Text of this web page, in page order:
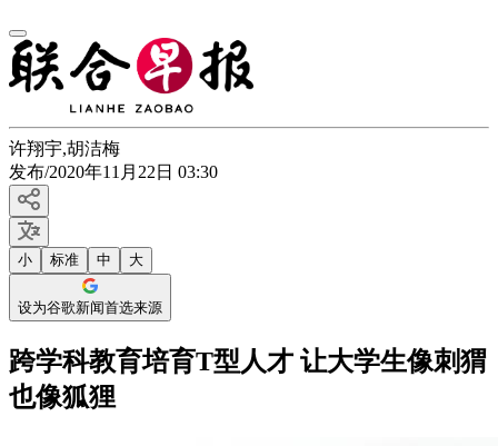
许翔宇,胡洁梅
发布/2020年11月22日 03:30
小 标准 中 大
设为谷歌新闻首选来源
跨学科教育培育T型人才 让大学生像刺猬
也像狐狸